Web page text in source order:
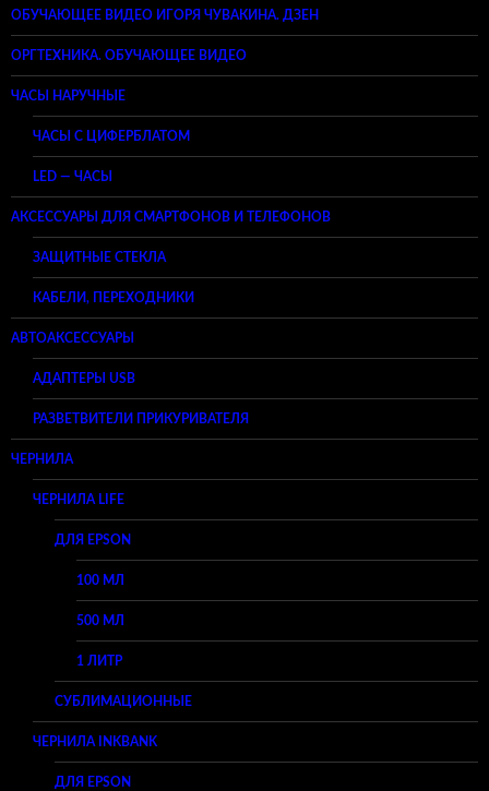
ОБУЧАЮЩЕЕ ВИДЕО ИГОРЯ ЧУВАКИНА. ДЗЕН
ОРГТЕХНИКА. ОБУЧАЮЩЕЕ ВИДЕО
ЧАСЫ НАРУЧНЫЕ
ЧАСЫ С ЦИФЕРБЛАТОМ
LED — ЧАСЫ
АКСЕССУАРЫ ДЛЯ СМАРТФОНОВ И ТЕЛЕФОНОВ
ЗАЩИТНЫЕ СТЕКЛА
КАБЕЛИ, ПЕРЕХОДНИКИ
АВТОАКСЕССУАРЫ
АДАПТЕРЫ USB
РАЗВЕТВИТЕЛИ ПРИКУРИВАТЕЛЯ
ЧЕРНИЛА
ЧЕРНИЛА LIFE
ДЛЯ EPSON
100 МЛ
500 МЛ
1 ЛИТР
СУБЛИМАЦИОННЫЕ
ЧЕРНИЛА INKBANK
ДЛЯ EPSON